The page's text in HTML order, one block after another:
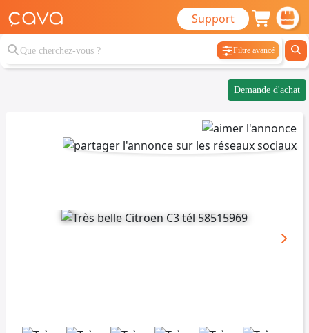
Support
Filtre avancé
Demande d'achat